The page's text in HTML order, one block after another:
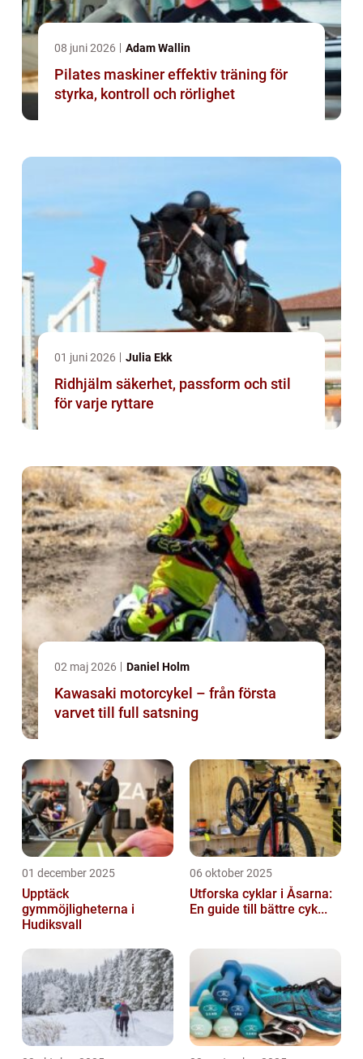
08 juni 2026 Adam Wallin
Pilates maskiner effektiv träning för
styrka, kontroll och rörlighet
01 juni 2026 Julia Ekk
Ridhjälm säkerhet, passform och stil
för varje ryttare
02 maj 2026 Daniel Holm
Kawasaki motorcykel – från första
varvet till full satsning
01 december 2025
Upptäck
gymmöjligheterna i
Hudiksvall
06 oktober 2025
Utforska cyklar i Åsarna:
En guide till bättre cyk...